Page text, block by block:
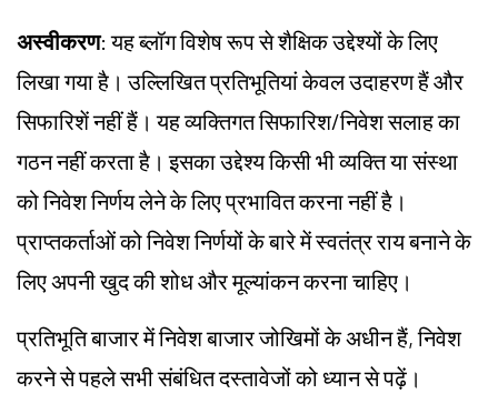
अस्वीकरण: यह ब्लॉग विशेष रूप से शैक्षिक उद्देश्यों के लिए
लिखा गया है। उल्लिखित प्रतिभूतियां केवल उदाहरण हैं और
सिफारिशें नहीं हैं। यह व्यक्तिगत सिफारिश/निवेश सलाह का
गठन नहीं करता है। इसका उद्देश्य किसी भी व्यक्ति या संस्था
को निवेश निर्णय लेने के लिए प्रभावित करना नहीं है।
प्राप्तकर्ताओं को निवेश निर्णयों के बारे में स्वतंत्र राय बनाने के
लिए अपनी खुद की शोध और मूल्यांकन करना चाहिए।
प्रतिभूति बाजार में निवेश बाजार जोखिमों के अधीन हैं, निवेश
करने से पहले सभी संबंधित दस्तावेजों को ध्यान से पढ़ें।